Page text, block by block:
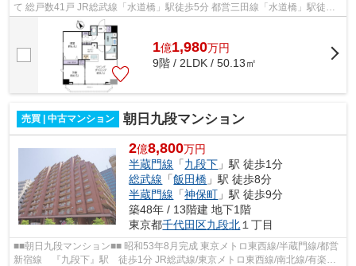
て 総戸数41戸 JR総武線「水道橋」駅徒歩5分 都営三田線「水道橋」駅徒歩6
分 東京メトロ半蔵門線・都営新宿線...
1億1,980万円
9階 / 2LDK / 50.13㎡
売買 | 中古マンション 朝日九段マンション
2億8,800万円
半蔵門線 「九段下 」駅 徒歩1分
総武線 「飯田橋 」駅 徒歩8分
半蔵門線 「神保町 」駅 徒歩9分
築48年 / 13階建 地下1階
東京都千代田区九段北 １丁目
■■朝日九段マンション■■ 昭和53年8月完成 東京メトロ東西線/半蔵門線/都営
新宿線 『九段下』駅 徒歩1分 JR総武線/東京メトロ東西線/南北線/有楽町